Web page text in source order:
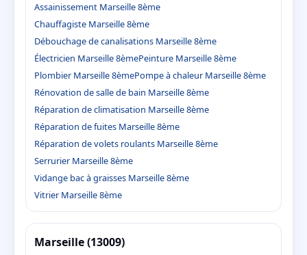
Assainissement Marseille 8ème
Chauffagiste Marseille 8ème
Débouchage de canalisations Marseille 8ème
Électricien Marseille 8èmePeinture Marseille 8ème
Plombier Marseille 8èmePompe à chaleur Marseille 8ème
Rénovation de salle de bain Marseille 8ème
Réparation de climatisation Marseille 8ème
Réparation de fuites Marseille 8ème
Réparation de volets roulants Marseille 8ème
Serrurier Marseille 8ème
Vidange bac à graisses Marseille 8ème
Vitrier Marseille 8ème
Marseille (13009)